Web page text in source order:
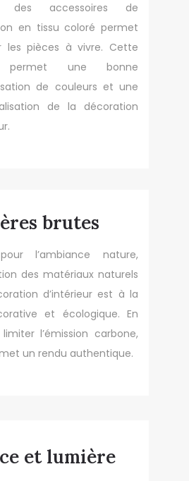
des accessoires de
en tissu coloré permet
les pièces à vivre. Cette
permet une bonne
de couleurs et une
de la décoration
brutes
l’ambiance nature,
des matériaux naturels
d’intérieur est à la
et écologique. En
l’émission carbone,
un rendu authentique.
et lumière